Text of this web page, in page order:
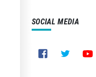
SOCIAL MEDIA